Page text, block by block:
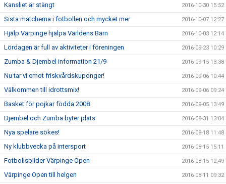
Kansliet är stängt 2016-10-30 15:52
Sista matcherna i fotbollen och mycket mer 2016-10-07 12:27
Hjälp Värpinge hjälpa Världens Barn 2016-10-03 12:14
Lördagen är full av aktiviteter i föreningen 2016-09-23 10:29
Zumba & Djembel information 21/9 2016-09-15 13:38
Nu tar vi emot friskvårdskuponger! 2016-09-06 10:44
Välkommen till idrottsmix! 2016-09-06 09:24
Basket för pojkar födda 2008 2016-09-05 13:49
Djembel och Zumba byter plats 2016-08-31 13:04
Nya spelare sökes! 2016-08-18 11:48
Ny klubbvecka på intersport 2016-08-15 15:11
Fotbollsbilder Värpinge Open 2016-08-15 12:49
Värpinge Open till helgen 2016-08-11 09:32